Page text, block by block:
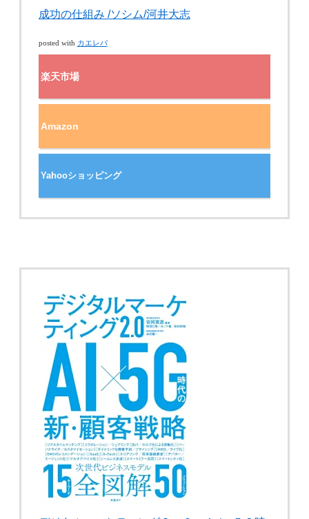
成功の仕組み /ソシム/河井大志
posted with カエレバ
楽天市場
Amazon
Yahooショッピング